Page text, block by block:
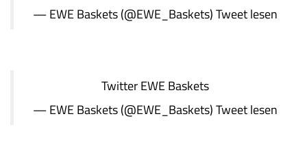
— EWE Baskets (@EWE_Baskets)Tweet lesen
TwitterEWE Baskets
— EWE Baskets (@EWE_Baskets)Tweet lesen